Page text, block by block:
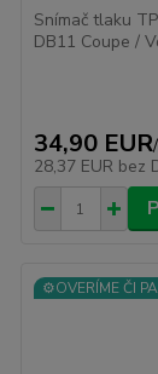
Snímač tlaku
DB11 Coupe /
34,90 EUR/
28,37 EUR bez
⚙️OVERÍME ČI